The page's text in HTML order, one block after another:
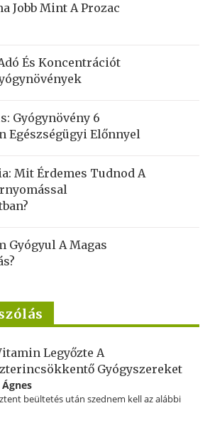
Jobb Mint A Prozac
És Koncentrációt
Gyógynövény 6
Egészségügyi Előnnyel
Mit Érdemes Tudnod A
Gyógyul A Magas
Legyőzte A
Gyógyszereket
beültetés után szednem kell az alábbi